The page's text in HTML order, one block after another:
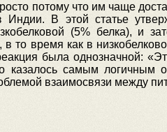
потому что им чаще
Индии. В этой статье
(5% белка), и
то время как в
была однозначной:
казалось самым
взаимосвязи между